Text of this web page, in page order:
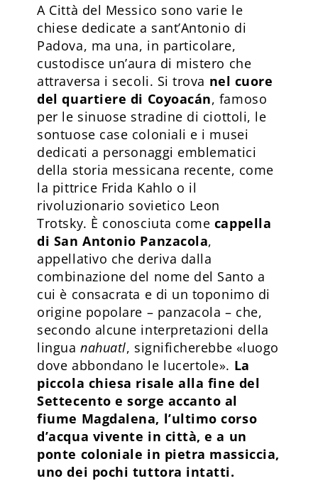
A Città del Messico sono varie le
chiese dedicate a sant’Antonio di
Padova, ma una, in particolare,
custodisce un’aura di mistero che
attraversa i secoli. Si trova nel cuore
del quartiere di Coyoacán, famoso
per le sinuose stradine di ciottoli, le
sontuose case coloniali e i musei
dedicati a personaggi emblematici
della storia messicana recente, come
la pittrice Frida Kahlo o il
rivoluzionario sovietico Leon
Trotsky. È conosciuta come cappella
di San Antonio Panzacola,
appellativo che deriva dalla
combinazione del nome del Santo a
cui è consacrata e di un toponimo di
origine popolare – panzacola – che,
secondo alcune interpretazioni della
linguanahuatl, significherebbe «luogo
dove abbondano le lucertole». La
piccola chiesa risale alla fine del
Settecento e sorge accanto al
fiume Magdalena, l’ultimo corso
d’acqua vivente in città, e a un
ponte coloniale in pietra massiccia,
uno dei pochi tuttora intatti.